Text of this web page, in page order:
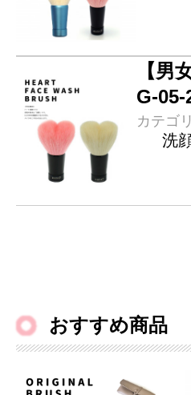
【男
G-05-
カテゴリ
洗
おすすめ商品